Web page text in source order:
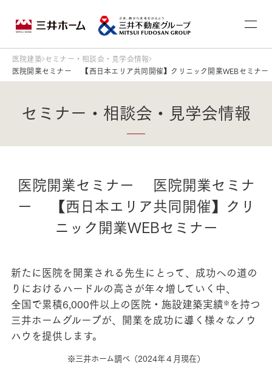
医院建築 セミナー・相談会・見学会情報
医院開業セミナー 【西日本エリア共同開催】クリニック開業WEBセミナー
セミナー・相談会・見学会情報
医院開業セミナー 医院開業セミナ
ー 【西日本エリア共同開催】クリ
ニック開業WEBセミナー
新たに医院を開業される先生にとって、成功への道の
りにおけるハードルの高さが年々増していく中、
全国で累積6,000件以上の医院・施設建築実績※を持つ
三井ホームグループが、開業を成功に導く様々なノウ
ハウを提供します。
※三井ホーム調べ（2024年４月現在）